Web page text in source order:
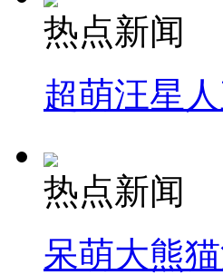
热点新闻
超萌汪星
热点新闻
呆萌大熊